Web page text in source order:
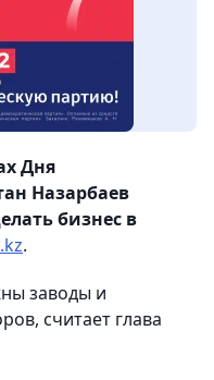
Дня
Назарбаев
бизнес в
.
заводы и
считает глава